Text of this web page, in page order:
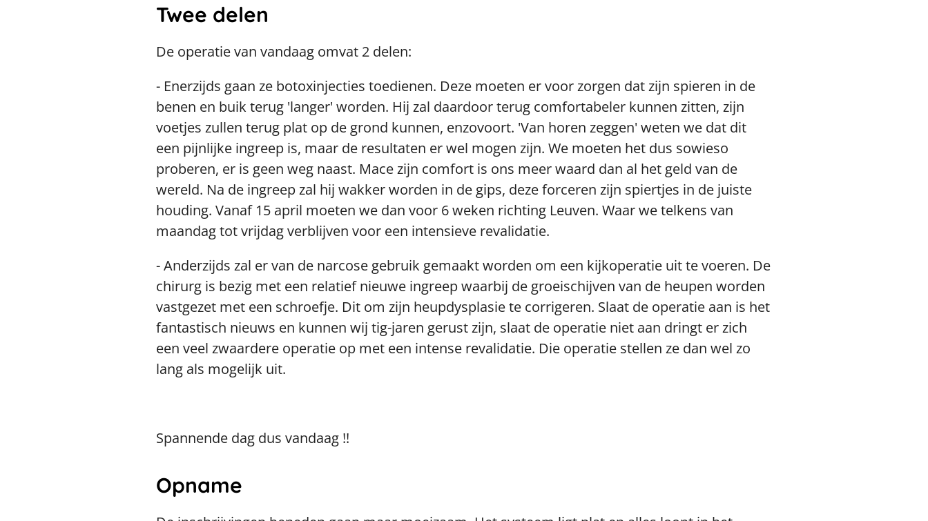
Twee delen
De operatie van vandaag omvat 2 delen:
- Enerzijds gaan ze botoxinjecties toedienen. Deze moeten er voor zorgen dat zijn spieren in de
benen en buik terug 'langer' worden. Hij zal daardoor terug comfortabeler kunnen zitten, zijn
voetjes zullen terug plat op de grond kunnen, enzovoort. 'Van horen zeggen' weten we dat dit
een pijnlijke ingreep is, maar de resultaten er wel mogen zijn. We moeten het dus sowieso
proberen, er is geen weg naast. Mace zijn comfort is ons meer waard dan al het geld van de
wereld. Na de ingreep zal hij wakker worden in de gips, deze forceren zijn spiertjes in de juiste
houding. Vanaf 15 april moeten we dan voor 6 weken richting Leuven. Waar we telkens van
maandag tot vrijdag verblijven voor een intensieve revalidatie.
- Anderzijds zal er van de narcose gebruik gemaakt worden om een kijkoperatie uit te voeren. De
chirurg is bezig met een relatief nieuwe ingreep waarbij de groeischijven van de heupen worden
vastgezet met een schroefje. Dit om zijn heupdysplasie te corrigeren. Slaat de operatie aan is het
fantastisch nieuws en kunnen wij tig-jaren gerust zijn, slaat de operatie niet aan dringt er zich
een veel zwaardere operatie op met een intense revalidatie. Die operatie stellen ze dan wel zo
lang als mogelijk uit.
Spannende dag dus vandaag !!
Opname